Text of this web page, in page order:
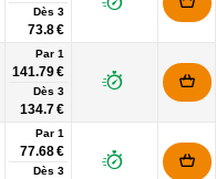
Dès 3
73.8 €
Par 1
141.79 €
Dès 3
134.7 €
Par 1
77.68 €
Dès 3